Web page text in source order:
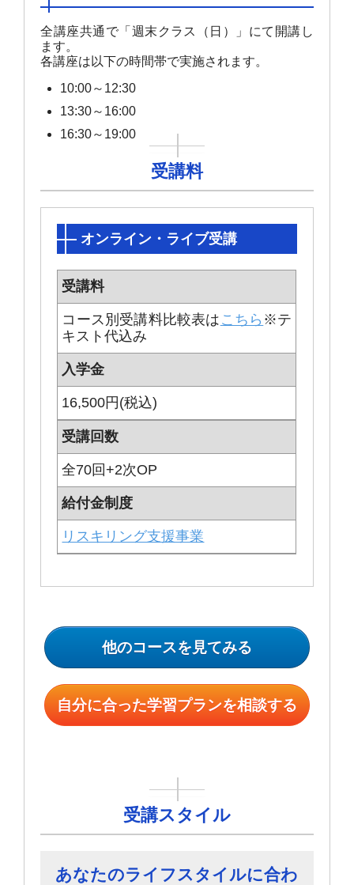
全講座共通で「週末クラス（日）」にて開講し
ます。
各講座は以下の時間帯で実施されます。
10:00～12:30
13:30～16:00
16:30～19:00
受講料
オンライン・ライブ受講
受講料
コース別受講料比較表は こちら ※テ
キスト代込み
入学金
16,500円(税込)
受講回数
全70回+2次OP
給付金制度
リスキリング支援事業
他のコースを見てみる
自分に合った学習プランを相談する
受講スタイル
あなたのライフスタイルに合わ